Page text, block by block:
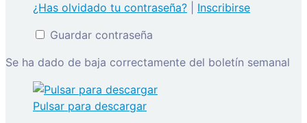
¿Has olvidado tu contraseña?
Inscribirse
Guardar contraseña
Se ha dado de baja correctamente del boletín semanal
Pulsar para descargar